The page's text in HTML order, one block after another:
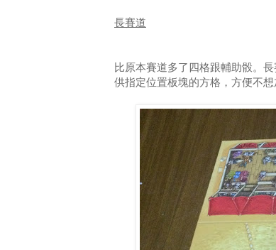
長賽道
比原本賽道多了四格跟輔助骰。
供指定位置板塊的方格，方便不想